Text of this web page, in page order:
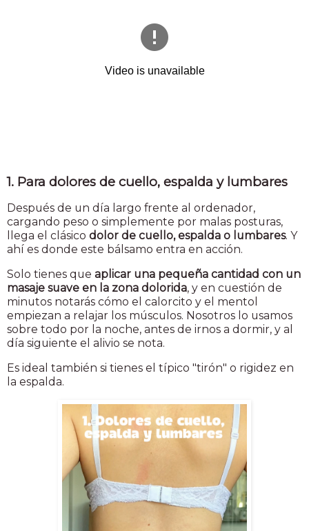
1. Para dolores de cuello, espalda y lumbares
Después de un día largo frente al ordenador,
cargando peso o simplemente por malas posturas,
llega el clásico dolor de cuello, espalda o lumbares. Y
ahí es donde este bálsamo entra en acción.
Solo tienes que aplicar una pequeña cantidad con un
masaje suave en la zona dolorida, y en cuestión de
minutos notarás cómo el calorcito y el mentol
empiezan a relajar los músculos. Nosotros lo usamos
sobre todo por la noche, antes de irnos a dormir, y al
día siguiente el alivio se nota.
Es ideal también si tienes el típico "tirón" o rigidez en
la espalda.